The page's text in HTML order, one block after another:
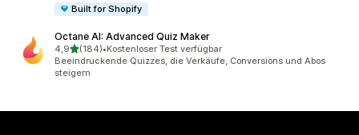
Built for Shopify
Octane AI: Advanced Quiz Maker
4,9von 5 Sternen
(184)
184 Rezensionen insgesamt
•Kostenloser Test verfügbar
Beeindruckende Quizzes, die Verkäufe, Conversions und Abos
steigern